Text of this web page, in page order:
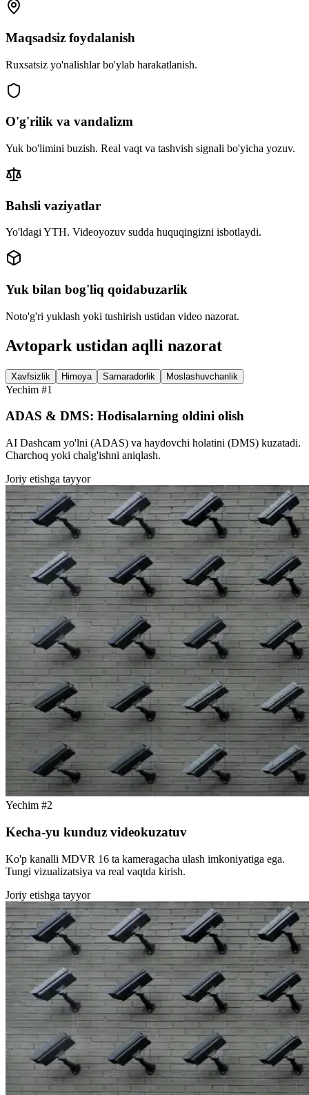
Maqsadsiz foydalanish
Ruxsatsiz yo'nalishlar bo'ylab harakatlanish.
O'g'rilik va vandalizm
Yuk bo'limini buzish. Real vaqt va tashvish signali bo'yicha yozuv.
Bahsli vaziyatlar
Yo'ldagi YTH. Videoyozuv sudda huquqingizni isbotlaydi.
Yuk bilan bog'liq qoidabuzarlik
Noto'g'ri yuklash yoki tushirish ustidan video nazorat.
Avtopark ustidan aqlli nazorat
Xavfsizlik Himoya Samaradorlik Moslashuvchanlik
Yechim #1
ADAS & DMS: Hodisalarning oldini olish
AI Dashcam yo'lni (ADAS) va haydovchi holatini (DMS) kuzatadi.
Charchoq yoki chalg'ishni aniqlash.
Joriy etishga tayyor
Yechim #2
Kecha-yu kunduz videokuzatuv
Ko'p kanalli MDVR 16 ta kameragacha ulash imkoniyatiga ega.
Tungi vizualizatsiya va real vaqtda kirish.
Joriy etishga tayyor